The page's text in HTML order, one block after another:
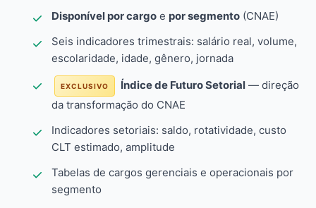
Disponível por cargo e por segmento (CNAE)
Seis indicadores trimestrais: salário real, volume,
escolaridade, idade, gênero, jornada
EXCLUSIVO Índice de Futuro Setorial — direção
da transformação do CNAE
Indicadores setoriais: saldo, rotatividade, custo
CLT estimado, amplitude
Tabelas de cargos gerenciais e operacionais por
segmento